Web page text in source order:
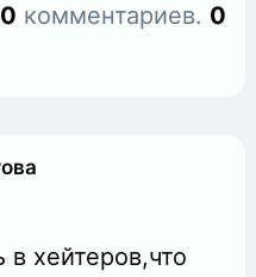
0 комментариев. 0
в хейтеров,что